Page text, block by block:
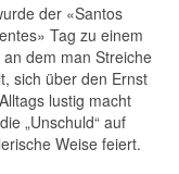
in Palma
in Palma
der «Santos
Tag zu einem
an dem man Streiche
sich über den Ernst
lustig macht
„Unschuld“ auf
Weise feiert.